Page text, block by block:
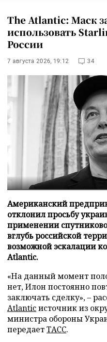
The Atlantic: Маск
использовать
России
7 августа 2026, 19:12 34
Американский
отклонил просьбу
применении
вглубь российской
возможной эскалации
Atlantic.
«На данный момент
нет, Илон постоянно
заключать сделку», –
Atlanticисточник из
министра обороны
передаетТАСС.